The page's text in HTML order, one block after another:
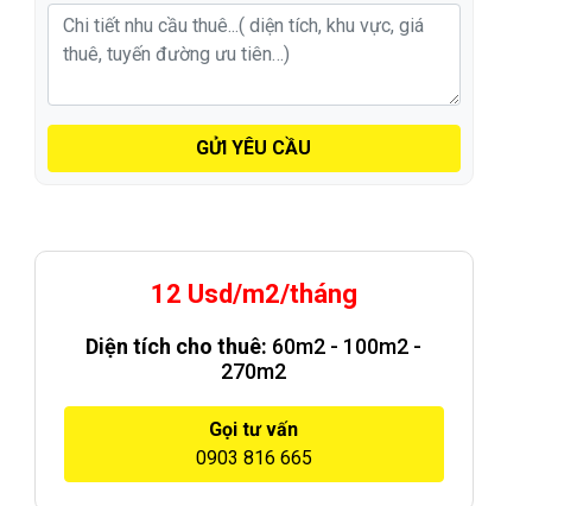
GỬI YÊU CẦU
12 Usd/m2/tháng
Diện tích cho thuê: 60m2 - 100m2 -
270m2
Gọi tư vấn
0903 816 665